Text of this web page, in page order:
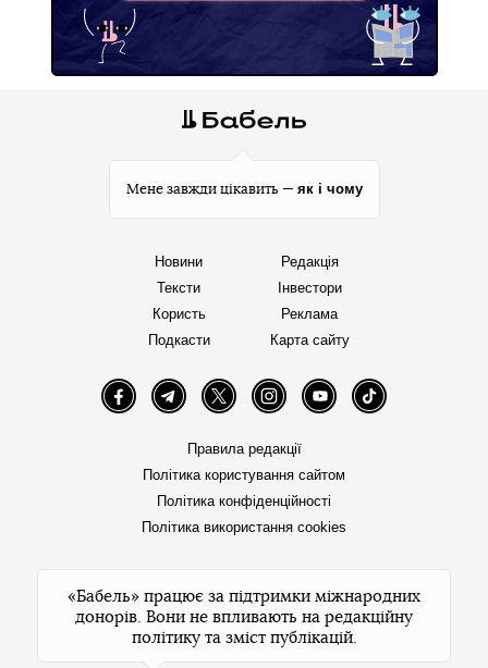
Мене завжди цікавить — як і чому
Новини
Тексти
Користь
Подкасти
Редакція
Інвестори
Реклама
Карта сайту
FacebookTelegramTwitter InstagramYouTube TikTok
Правила редакції
Політика користування сайтом
Політика конфіденційності
Політика використання cookies
«Бабель» працює за підтримки міжнародних
донорів. Вони не впливають на редакційну
політику та зміст публікацій.